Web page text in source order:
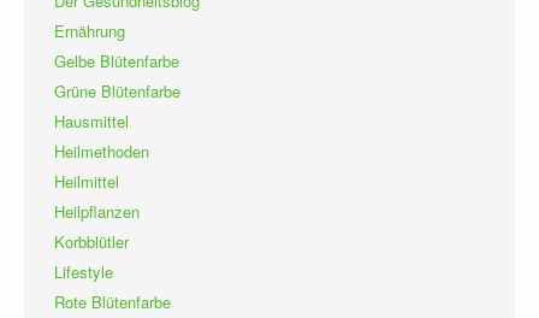
Ernährung
Gelbe Blütenfarbe
Grüne Blütenfarbe
Hausmittel
Heilmethoden
Heilmittel
Heilpflanzen
Korbblütler
Lifestyle
Rote Blütenfarbe